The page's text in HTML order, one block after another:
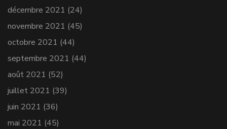
décembre 2021 (24)
novembre 2021 (45)
octobre 2021 (44)
septembre 2021 (44)
août 2021 (52)
juillet 2021 (39)
juin 2021 (36)
mai 2021 (45)